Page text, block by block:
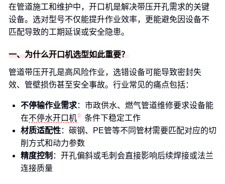
在管道施工和维护中，开口机是解决带压开孔需求的关键
设备。选对型号不仅能提升作业效率，更能避免因设备不
匹配导致的工期延误或安全隐患。
一、为什么开口机选型如此重要？
管道带压开孔是高风险作业，选错设备可能导致密封失
效、管壁损伤甚至安全事故。行业常见的痛点包括：
不停输作业需求：市政供水、燃气管道维修要求设备能
在不停水开口机
条件下稳定工作
材质适配性：碳钢、PE管等不同管材需要匹配对应的切
削方式和动力参数
精度控制 ：开孔偏斜或毛刺会直接影响后续焊接或法兰
连接质量